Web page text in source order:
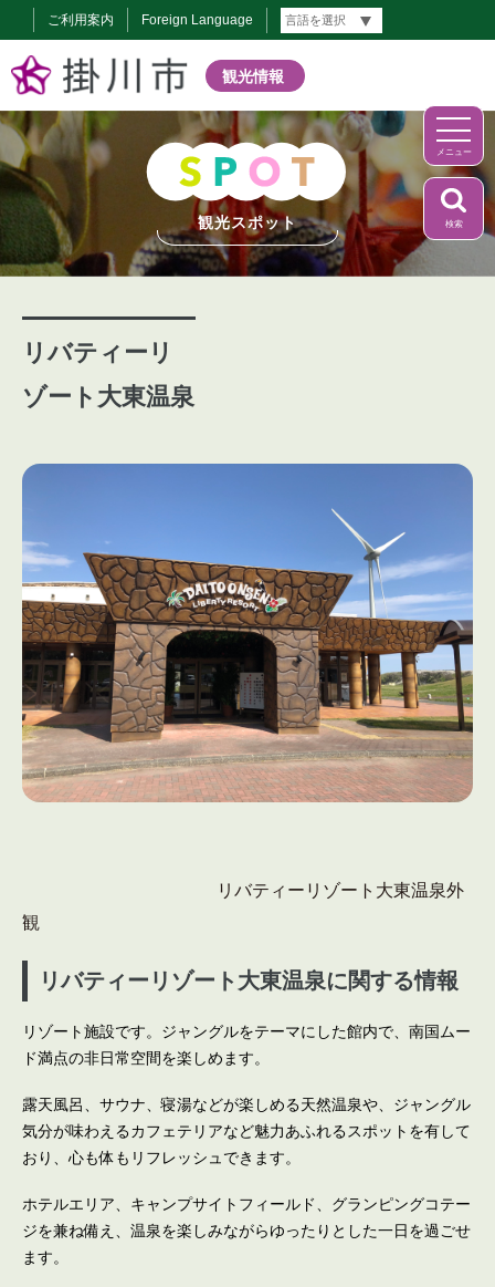
ご利用案内 Foreign Language
観光情報
メニュー
検索
観光スポット
リバティーリ
ゾート大東温泉
リバティーリゾート大東温泉に関する情報
リゾート施設です。ジャングルをテーマにした館内で、南国ムー
ド満点の非日常空間を楽しめます。
露天風呂、サウナ、寝湯などが楽しめる天然温泉や、ジャングル
気分が味わえるカフェテリアなど魅力あふれるスポットを有して
おり、心も体もリフレッシュできます。
ホテルエリア、キャンプサイトフィールド、グランピングコテー
ジを兼ね備え、温泉を楽しみながらゆったりとした一日を過ごせ
ます。
リバティーリゾート大東温泉外
観